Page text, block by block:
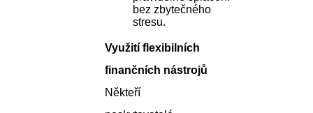
bez zbytečného
stresu.
Využití flexibilních
finančních nástrojů
Někteří